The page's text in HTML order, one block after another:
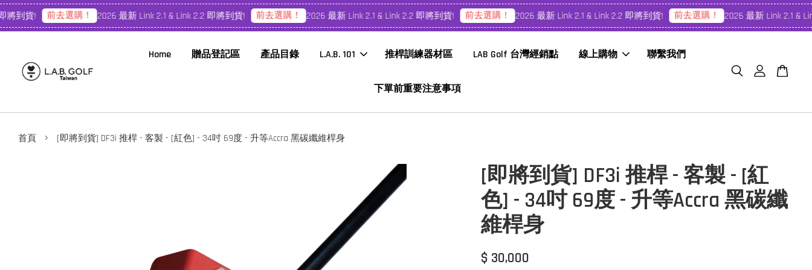
到貨! 前去選購！ 2026 最新 Link 2.1 & Link 2.2 即將到貨! 前去選購！ 2026 最新 Link 2.1 & Link 2.2 即將到貨! 前去選購！ 2026 最新 Link 2.1 & Link 2.2 即將到貨! 前去選購！ 2026 最新 Link 2.1 &
Home 贈品登記區 產品目錄 L.A.B. 101 推桿訓練器材區 LAB Golf 台灣經銷點 線上購物 聯繫我們
下單前重要注意事項
首頁 › [即將到貨] DF3i 推桿 - 客製 - [紅色] - 34吋 69度 - 升等Accra 黑碳纖維桿身
[即將到貨] DF3i 推桿 - 客製 - [紅
色] - 34吋 69度 - 升等Accra 黑碳纖
維桿身
$ 30,000